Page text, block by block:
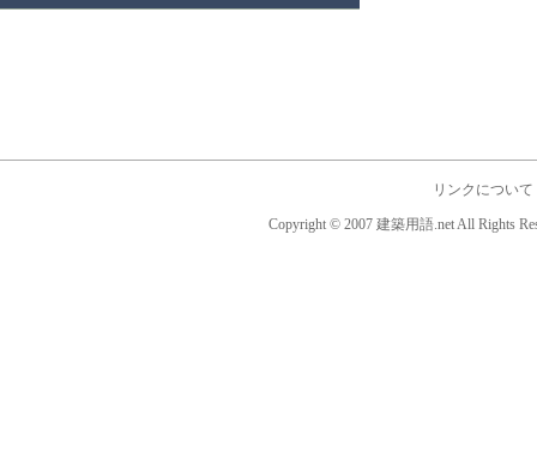
リンクについて
Copyright © 2007 建築用語.net All Rights